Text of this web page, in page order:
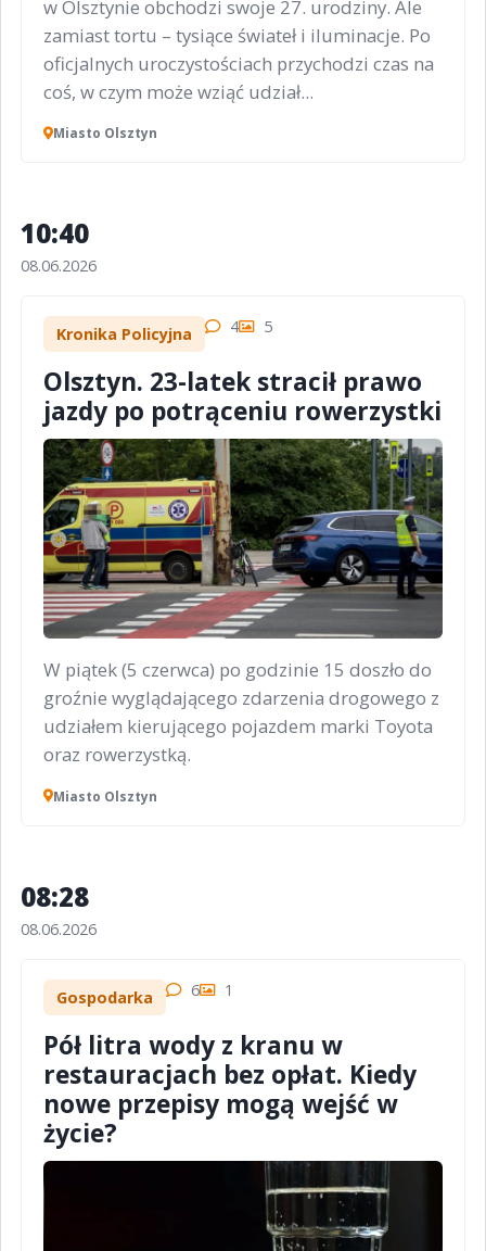
w Olsztynie obchodzi swoje 27. urodziny. Ale
zamiast tortu – tysiące świateł i iluminacje. Po
oficjalnych uroczystościach przychodzi czas na
coś, w czym może wziąć udział...
Miasto Olsztyn
10:40
08.06.2026
Kronika Policyjna 4 5
Olsztyn. 23-latek stracił prawo
jazdy po potrąceniu rowerzystki
W piątek (5 czerwca) po godzinie 15 doszło do
groźnie wyglądającego zdarzenia drogowego z
udziałem kierującego pojazdem marki Toyota
oraz rowerzystką.
Miasto Olsztyn
08:28
08.06.2026
Gospodarka 6 1
Pół litra wody z kranu w
restauracjach bez opłat. Kiedy
nowe przepisy mogą wejść w
życie?